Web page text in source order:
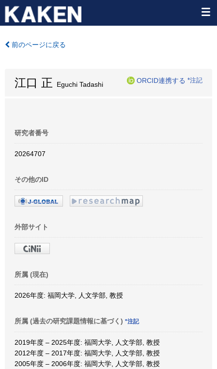
前のページに戻る
江口 正 Eguchi Tadashi
ORCID連携する *注記
研究者番号
20264707
その他のID
外部サイト
所属 (現在)
2026年度: 福岡大学, 人文学部, 教授
所属 (過去の研究課題情報に基づく) *注記
2019年度 – 2025年度: 福岡大学, 人文学部, 教授
2012年度 – 2017年度: 福岡大学, 人文学部, 教授
2005年度 – 2006年度: 福岡大学, 人文学部, 教授